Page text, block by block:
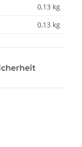
0,13 kg
0,13 kg